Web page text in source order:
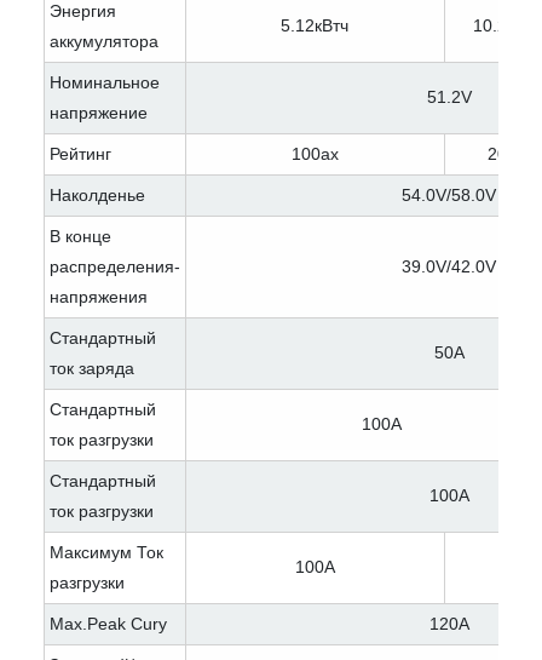
Энергия
аккумулятора
5.12кВтч
Номинальное
напряжение
51.2V
Рейтинг 100ах 200ах
Наколденье 54.0V/58.0V
В конце
распределения-
напряжения
39.0V/42.0V
Стандартный
ток заряда
50A
Стандартный
ток разгрузки
100A
Стандартный
ток разгрузки
100A
Максимум Ток
разгрузки
100A
Max.Peak Cury 120A